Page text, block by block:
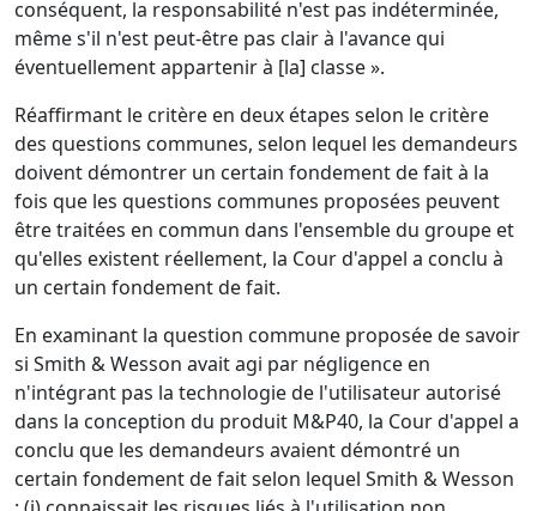
conséquent, la responsabilité n'est pas indéterminée,
même s'il n'est peut-être pas clair à l'avance qui
éventuellement appartenirà [la] classe ».
Réaffirmant le critère en deux étapes selon le critère
des questions communes, selon lequel les demandeurs
doivent démontrer un certain fondement de fait à la
fois que les questions communes proposées peuvent
être traitées en commun dans l'ensemble du groupe et
qu'elles existent réellement, la Cour d'appel a conclu à
un certain fondement de fait.
En examinant la question commune proposée de savoir
si Smith & Wesson avait agi par négligence en
n'intégrant pas la technologie de l'utilisateur autorisé
dans la conception du produit M&P40, la Cour d'appel a
conclu que les demandeurs avaient démontré un
certain fondement de fait selon lequel Smith & Wesson